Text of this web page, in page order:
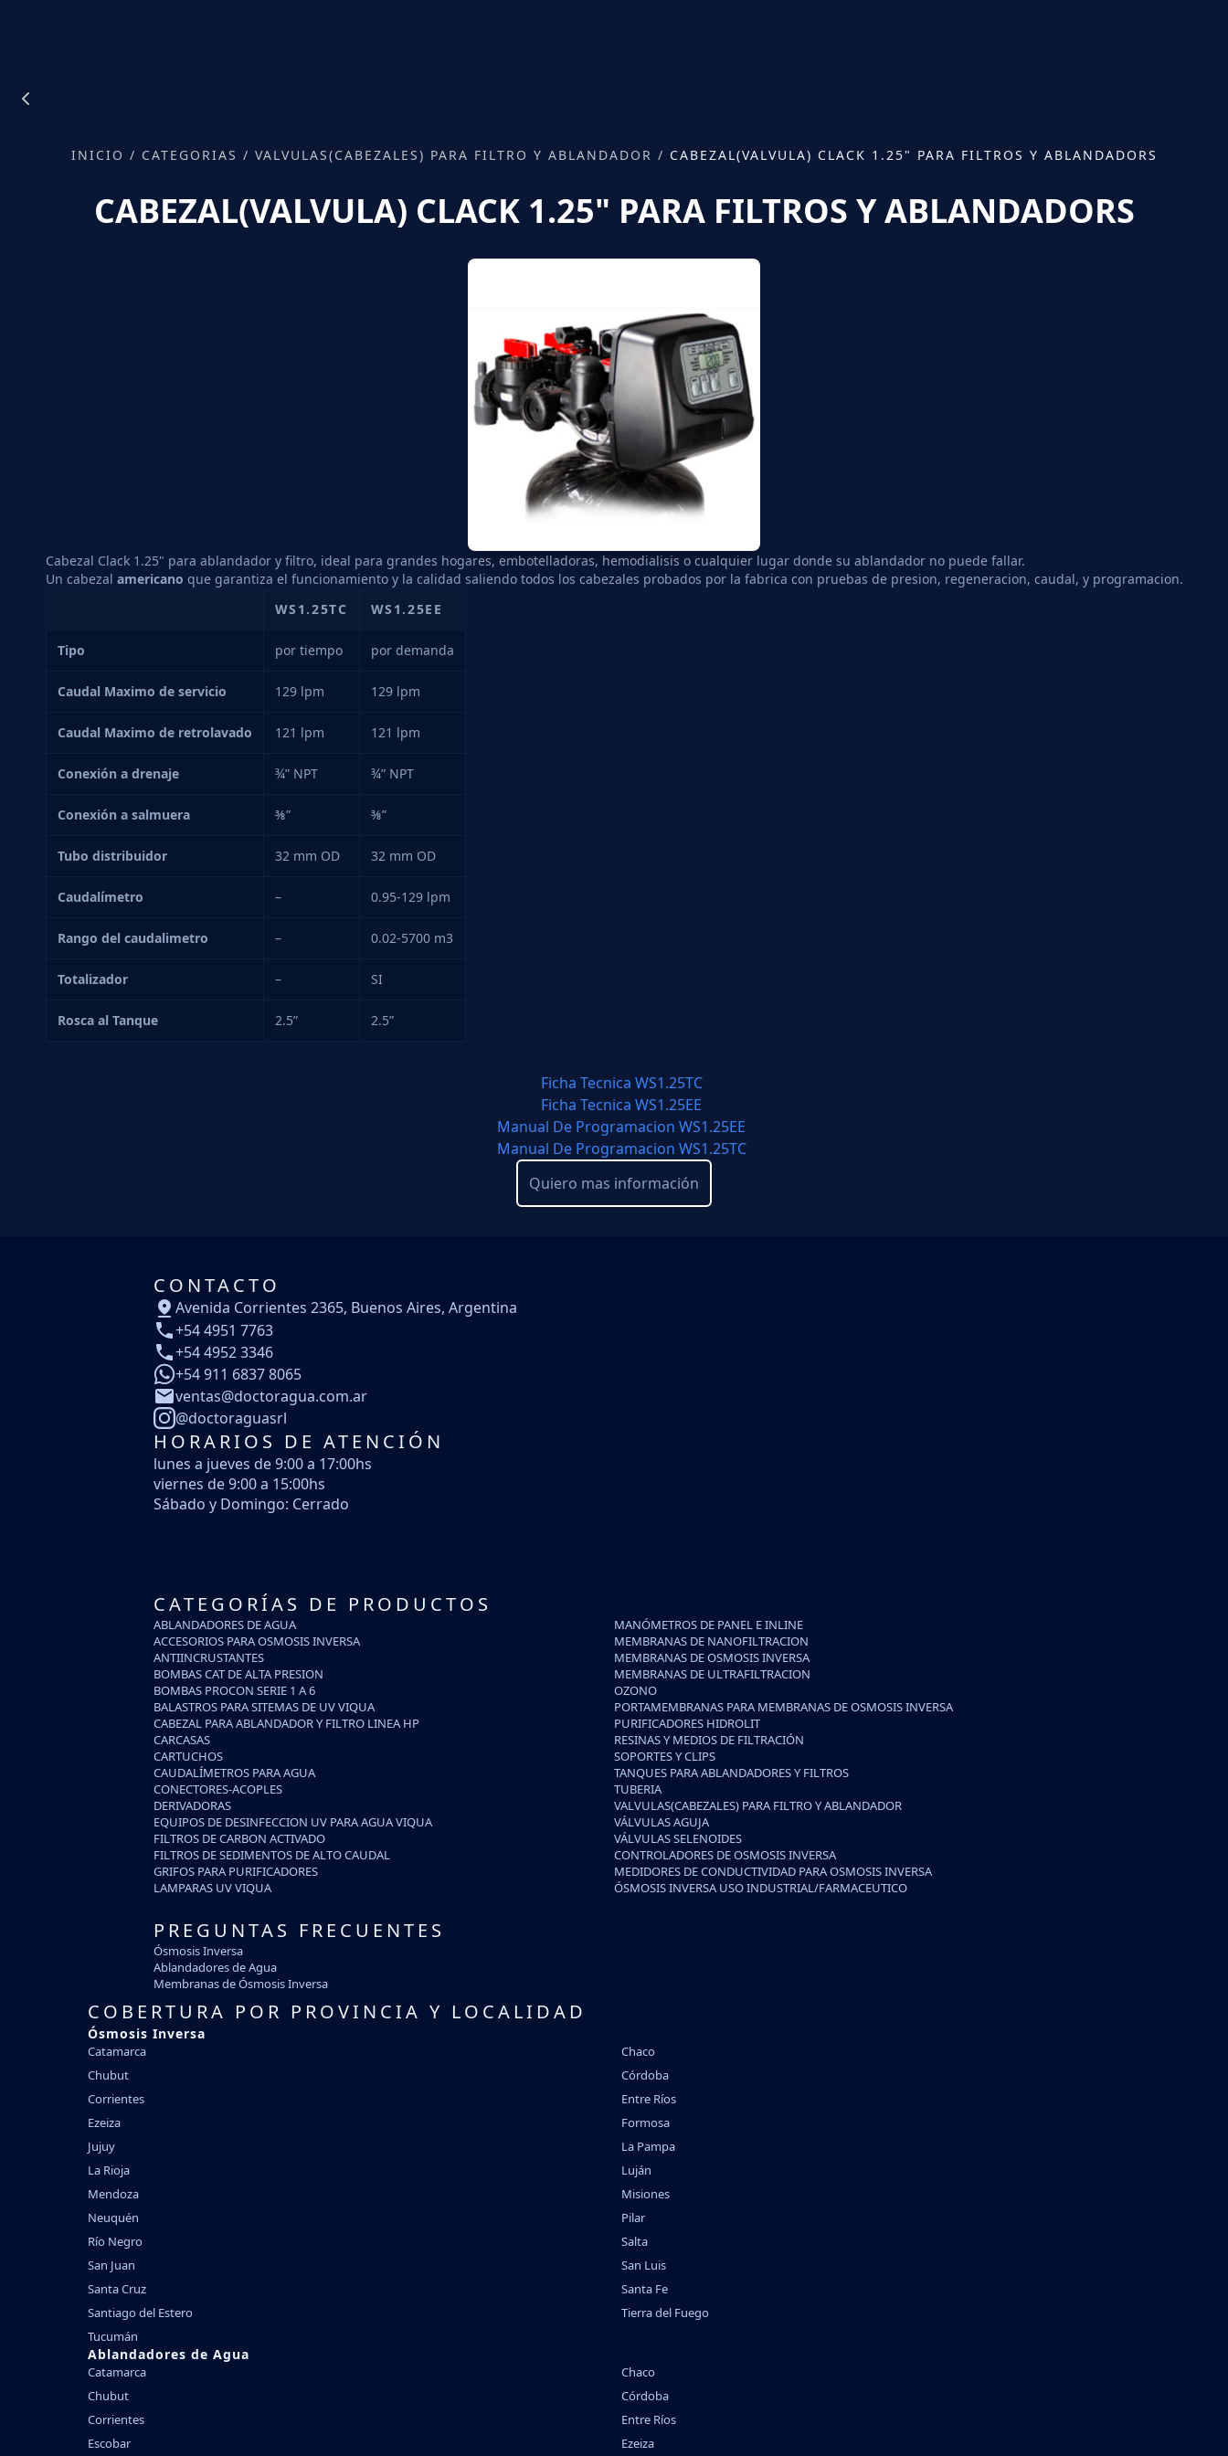
INICIO / CATEGORIAS / VALVULAS(CABEZALES) PARA FILTRO Y ABLANDADOR / CABEZAL(VALVULA) CLACK 1.25" PARA FILTROS Y ABLANDADORS
CABEZAL(VALVULA) CLACK 1.25" PARA FILTROS Y ABLANDADORS
Cabezal Clack 1.25" para ablandador y filtro, ideal para grandes hogares, embotelladoras, hemodialisis o cualquier lugar donde su ablandador no puede fallar.
Un cabezal americano que garantiza el funcionamiento y la calidad saliendo todos los cabezales probados por la fabrica con pruebas de presion, regeneracion, caudal, y programacion.
WS1.25TC
WS1.25EE
Tipo por tiempo por demanda
Caudal Maximo de servicio 129 lpm 129 lpm
Caudal Maximo de retrolavado 121 lpm 121 lpm
Conexión a drenaje ¾” NPT ¾” NPT
Conexión a salmuera ⅜” ⅜”
Tubo distribuidor 32 mm OD 32 mm OD
Caudalímetro – 0.95-129 lpm
Rango del caudalimetro – 0.02-5700 m3
Totalizador – SI
Rosca al Tanque 2.5” 2.5”
Ficha Tecnica WS1.25TC
Ficha Tecnica WS1.25EE
Manual De Programacion WS1.25EE
Manual De Programacion WS1.25TC
Quiero mas información
CONTACTO
Avenida Corrientes 2365, Buenos Aires, Argentina
+54 4951 7763
+54 4952 3346
+54 911 6837 8065
ventas@doctoragua.com.ar
@doctoraguasrl
HORARIOS DE ATENCIÓN
lunes a jueves de 9:00 a 17:00hs
viernes de 9:00 a 15:00hs
Sábado y Domingo: Cerrado
CATEGORÍAS DE PRODUCTOS
ABLANDADORES DE AGUA
ACCESORIOS PARA OSMOSIS INVERSA
ANTIINCRUSTANTES
BOMBAS CAT DE ALTA PRESION
BOMBAS PROCON SERIE 1 A 6
BALASTROS PARA SITEMAS DE UV VIQUA
CABEZAL PARA ABLANDADOR Y FILTRO LINEA HP
CARCASAS
CARTUCHOS
CAUDALÍMETROS PARA AGUA
CONECTORES-ACOPLES
DERIVADORAS
EQUIPOS DE DESINFECCION UV PARA AGUA VIQUA
FILTROS DE CARBON ACTIVADO
FILTROS DE SEDIMENTOS DE ALTO CAUDAL
GRIFOS PARA PURIFICADORES
LAMPARAS UV VIQUA
MANÓMETROS DE PANEL E INLINE
MEMBRANAS DE NANOFILTRACION
MEMBRANAS DE OSMOSIS INVERSA
MEMBRANAS DE ULTRAFILTRACION
OZONO
PORTAMEMBRANAS PARA MEMBRANAS DE OSMOSIS INVERSA
PURIFICADORES HIDROLIT
RESINAS Y MEDIOS DE FILTRACIÓN
SOPORTES Y CLIPS
TANQUES PARA ABLANDADORES Y FILTROS
TUBERIA
VALVULAS(CABEZALES) PARA FILTRO Y ABLANDADOR
VÁLVULAS AGUJA
VÁLVULAS SELENOIDES
CONTROLADORES DE OSMOSIS INVERSA
MEDIDORES DE CONDUCTIVIDAD PARA OSMOSIS INVERSA
ÓSMOSIS INVERSA USO INDUSTRIAL/FARMACEUTICO
PREGUNTAS FRECUENTES
Ósmosis Inversa
Ablandadores de Agua
Membranas de Ósmosis Inversa
COBERTURA POR PROVINCIA Y LOCALIDAD
Ósmosis Inversa
Catamarca
Chaco
Chubut
Córdoba
Corrientes
Entre Ríos
Ezeiza
Formosa
Jujuy
La Pampa
La Rioja
Luján
Mendoza
Misiones
Neuquén
Pilar
Río Negro
Salta
San Juan
San Luis
Santa Cruz
Santa Fe
Santiago del Estero
Tierra del Fuego
Tucumán
Ablandadores de Agua
Catamarca
Chaco
Chubut
Córdoba
Corrientes
Entre Ríos
Escobar
Ezeiza